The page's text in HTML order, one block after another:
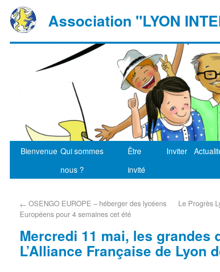
Association "LYON
Bienvenue Qui sommes
nous ?
Être
invité
Inviter
← OSENGO EUROPE – héberger des lycéens
Européens pour 4 semaines cet été
Le Progrès
Mercredi 11 mai, les grandes
L’Alliance Française de Lyon